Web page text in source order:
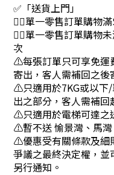
✅「送貨上門」
👉🏻單一零售訂單購物
👉🏻單一零售訂單購物
次
⚠每張訂單只可享免運
寄出，客人需補回之後
⚠只適用於7KG或以下
出之部分，客人需補回
⚠只適用於電梯可達之
⚠暫不送 愉景灣、馬灣
⚠優惠受有關條款及細
爭議之最終決定權，
另行通知。